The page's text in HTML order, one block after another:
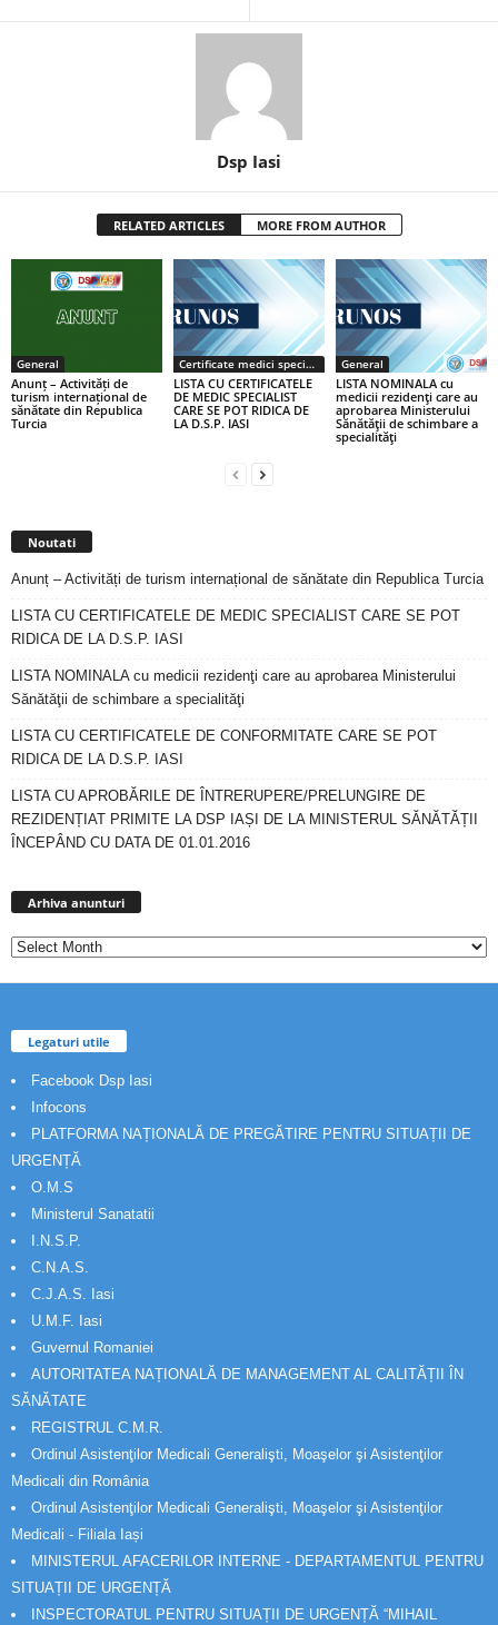
Dsp Iasi
RELATED ARTICLES MORE FROM AUTHOR
General
Anunț – Activități de
turism internațional de
sănătate din Republica
Turcia
Certificate medici specialiști / primari
LISTA CU CERTIFICATELE
DE MEDIC SPECIALIST
CARE SE POT RIDICA DE
LA D.S.P. IASI
General
LISTA NOMINALA cu
medicii rezidenţi care au
aprobarea Ministerului
Sănătăţii de schimbare a
specialităţi
Noutati
Anunț – Activități de turism internațional de sănătate din Republica Turcia
LISTA CU CERTIFICATELE DE MEDIC SPECIALIST CARE SE POT
RIDICA DE LA D.S.P. IASI
LISTA NOMINALA cu medicii rezidenţi care au aprobarea Ministerului
Sănătăţii de schimbare a specialităţi
LISTA CU CERTIFICATELE DE CONFORMITATE CARE SE POT
RIDICA DE LA D.S.P. IASI
LISTA CU APROBĂRILE DE ÎNTRERUPERE/PRELUNGIRE DE
REZIDENȚIAT PRIMITE LA DSP IAȘI DE LA MINISTERUL SĂNĂTĂȚII
ÎNCEPÂND CU DATA DE 01.01.2016
Arhiva anunturi
Legaturi utile
Facebook Dsp Iasi
Infocons
PLATFORMA NAȚIONALĂ DE PREGĂTIRE PENTRU SITUAȚII DE
URGENȚĂ
O.M.S
Ministerul Sanatatii
I.N.S.P.
C.N.A.S.
C.J.A.S. Iasi
U.M.F. Iasi
Guvernul Romaniei
AUTORITATEA NAȚIONALĂ DE MANAGEMENT AL CALITĂȚII ÎN
SĂNĂTATE
REGISTRUL C.M.R.
Ordinul Asistenţilor Medicali Generalişti, Moaşelor şi Asistenţilor
Medicali din România
Ordinul Asistenţilor Medicali Generalişti, Moaşelor şi Asistenţilor
Medicali - Filiala Iași
MINISTERUL AFACERILOR INTERNE - DEPARTAMENTUL PENTRU
SITUAȚII DE URGENȚĂ
INSPECTORATUL PENTRU SITUAȚII DE URGENȚĂ “MIHAIL